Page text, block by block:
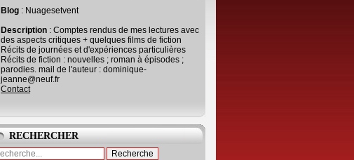
Blog : Nuagesetvent
Description : Comptes rendus de mes lectures avec
des aspects critiques + quelques films de fiction
Récits de journées et d'expériences particulières
Récits de fiction : nouvelles ; roman à épisodes ;
parodies. mail de l'auteur : dominique-
jeanne@neuf.fr
Contact
RECHERCHER